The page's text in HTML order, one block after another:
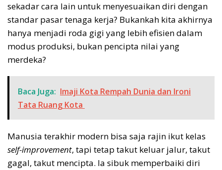
sekadar cara lain untuk menyesuaikan diri dengan
standar pasar tenaga kerja? Bukankah kita akhirnya
hanya menjadi roda gigi yang lebih efisien dalam
modus produksi, bukan pencipta nilai yang
merdeka?
Baca Juga: Imaji Kota Rempah Dunia dan Ironi
Tata Ruang Kota
Manusia terakhir modern bisa saja rajin ikut kelas
self-improvement, tapi tetap takut keluar jalur, takut
gagal, takut mencipta. Ia sibuk memperbaiki diri